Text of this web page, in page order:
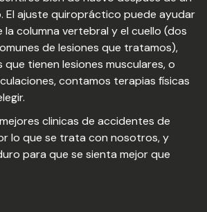
El ajuste quiropráctico puede ayudar
la columna vertebral y el cuello (dos
de lesiones que tratamos),
tienen lesiones musculares, o
contamos terapias físicas
clinicas de accidentes de
lo que se trata con nosotros, y
para que se sienta mejor que